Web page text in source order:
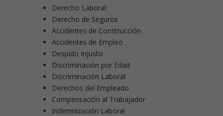
Derecho Laboral
Derecho de Seguros
Accidentes de Construcción
Accidentes de Empleo
Despido Injusto
Discriminación por Edad
Discriminación Laboral
Derechos del Empleado
Compensación al Trabajador
Indemnización Laboral